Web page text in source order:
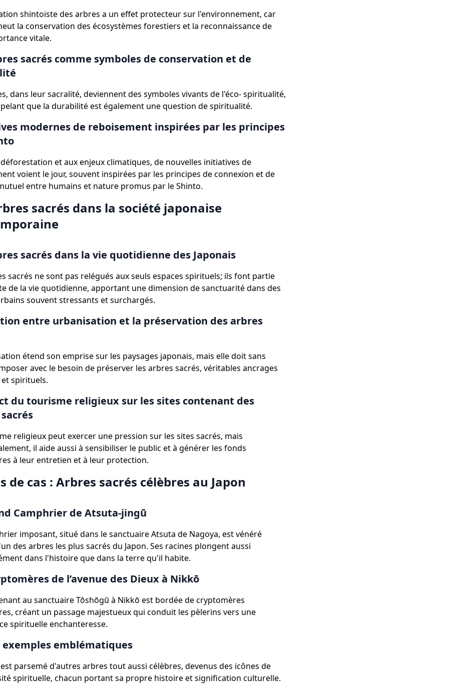
shintoïste des arbres a un effet protecteur sur l'environnement, car
la conservation des écosystèmes forestiers et la reconnaissance de
vitale.
sacrés comme symboles de conservation et de
dans leur sacralité, deviennent des symboles vivants de l'éco- spiritualité,
que la durabilité est également une question de spiritualité.
modernes de reboisement inspirées par les principes
déforestation et aux enjeux climatiques, de nouvelles initiatives de
voient le jour, souvent inspirées par les principes de connexion et de
entre humains et nature promus par le Shinto.
sacrés dans la société japonaise
sacrés dans la vie quotidienne des Japonais
sacrés ne sont pas relégués aux seuls espaces spirituels; ils font partie
de la vie quotidienne, apportant une dimension de sanctuarité dans des
souvent stressants et surchargés.
entre urbanisation et la préservation des arbres
étend son emprise sur les paysages japonais, mais elle doit sans
avec le besoin de préserver les arbres sacrés, véritables ancrages
spirituels.
du tourisme religieux sur les sites contenant des
religieux peut exercer une pression sur les sites sacrés, mais
il aide aussi à sensibiliser le public et à générer les fonds
à leur entretien et à leur protection.
de cas : Arbres sacrés célèbres au Japon
Camphrier de Atsuta-jingū
imposant, situé dans le sanctuaire Atsuta de Nagoya, est vénéré
des arbres les plus sacrés du Japon. Ses racines plongent aussi
dans l'histoire que dans la terre qu'il habite.
de l’avenue des Dieux à Nikkō
au sanctuaire Tōshōgū à Nikkō est bordée de cryptomères
créant un passage majestueux qui conduit les pèlerins vers une
spirituelle enchanteresse.
emblématiques
est parsemé d'autres arbres tout aussi célèbres, devenus des icônes de
spirituelle, chacun portant sa propre histoire et signification culturelle.